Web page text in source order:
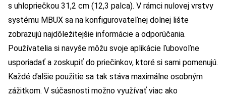
s uhlopriečkou 31,2 cm (12,3 palca). V rámci nulovej vrstvy
systému MBUX sa na konfigurovateľnej dolnej lište
zobrazujú najdôležitejšie informácie a odporúčania.
Používatelia si navyše môžu svoje aplikácie ľubovoľne
usporiadať a zoskupiť do priečinkov, ktoré si sami pomenujú.
Každé ďalšie použitie sa tak stáva maximálne osobným
zážitkom. V súčasnosti možno využívať viac ako